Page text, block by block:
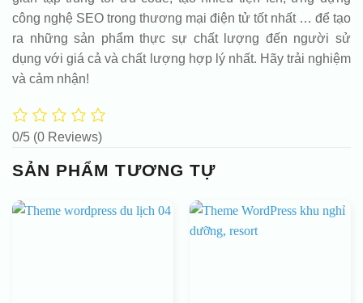
công nghệ SEO trong thương mại điện tử tốt nhất … để tạo
ra những sản phẩm thực sự chất lượng đến người sử
dụng với giá cả và chất lượng hợp lý nhất. Hãy trải nghiệm
và cảm nhận!
0/5 (0 Reviews)
SẢN PHẨM TƯƠNG TỰ